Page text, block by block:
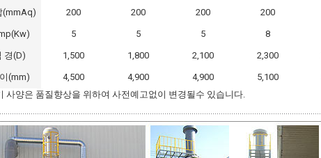
(mmAq) 200 200 200 200
5 5 5 8
경(D) 1,500 1,800 2,100 2,300
(mm) 4,500 4,900 4,900 5,100
사양은 품질향상을 위하여 사전예고없이 변경될수 있습니다.